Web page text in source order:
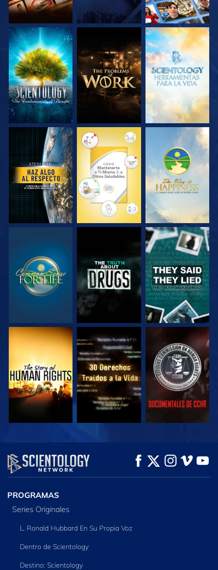
EXPLORA LAS
SERIES
EXPLORA LAS
SERIES
EXPLORA LAS
SERIES
VE VE VE
VE VE
VE VE VE
VE
EXPLORA LAS
SERIES
PROGRAMAS
Series Originales
L. Ronald Hubbard En Su Propia Voz
Dentro de Scientology
Destino: Scientology